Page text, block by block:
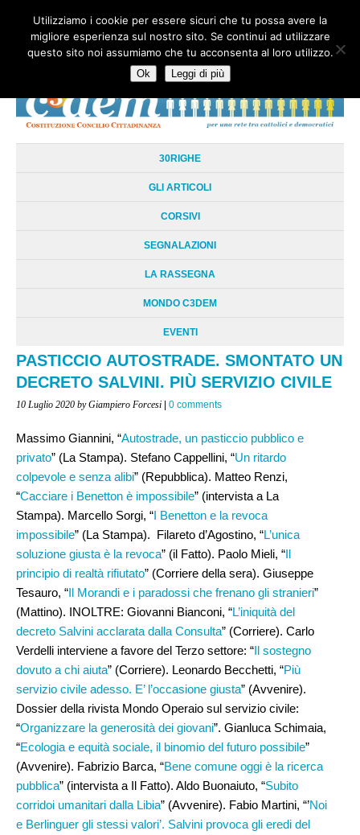
HOME CHI SIAMO LA RETE LE RADICI DOCUMENTAZIONE
AREE TEMATICHE
30RIGHE
GLI ARTICOLI
CORSIVI
SEGNALAZIONI
LA RASSEGNA
MONDO C3DEM
EVENTI
PASTICCIO AUTOSTRADE. SMONTATO UN
DECRETO SALVINI. PIÙ SERVIZIO CIVILE
10 Luglio 2020 by Giampiero Forcesi | 0 comments
Massimo Giannini, “Autostrade, un pasticcio pubblico e
privato” (La Stampa). Stefano Cappellini, “Un ritardo
colpevole e senza alibi” (Repubblica). Matteo Renzi,
“Cacciare i Benetton è impossibile” (intervista a La
Stampa). Marcello Sorgi, “I Benetton e la revoca
impossibile” (La Stampa). Filareto d’Agostino, “L’unica
soluzione giusta è la revoca” (il Fatto). Paolo Mieli, “Il
principio di realtà rifiutato” (Corriere della sera). Giuseppe
Tesauro, “Il Morandi e i paradossi che frenano gli stranieri”
(Mattino). INOLTRE: Giovanni Bianconi, “L’iniquità del
decreto Salvini acclarata dalla Consulta” (Corriere). Carlo
Verdelli interviene a favore del Terzo settore: “Il sostegno
dovuto a chi aiuta” (Corriere). Leonardo Becchetti, “Più
servizio civile adesso. E’ l’occasione giusta” (Avvenire).
Dossier della rivista Mondo Operaio sul servizio civile:
“Organizzare la generosità dei giovani”. Gianluca Schimaia,
“Ecologia e equità sociale, il binomio del futuro possibile”
(Avvenire). Fabrizio Barca, “Bene comune oggi è la ricerca
pubblica” (intervista a Il Fatto). Aldo Buonaiuto, “Subito
corridoi umanitari dalla Libia” (Avvenire). Fabio Martini, “’Noi
e Berlinguer gli stessi valori’. Salvini provoca gli eredi del
Utilizziamo i cookie per essere sicuri che tu possa avere la
migliore esperienza sul nostro sito. Se continui ad utilizzare
questo sito noi assumiamo che tu acconsenta al loro utilizzo.
Ok Leggi di più